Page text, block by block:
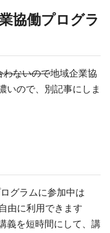
協働プログラ
ないので地域企業協
いので、別記事にしま
グラムに参加中は
由に利用できます
義を短時間にして、講